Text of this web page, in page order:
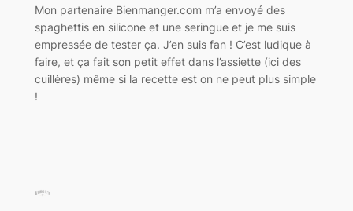
Mon partenaire Bienmanger.com m’a envoyé des
spaghettis en silicone et une seringue et je me suis
empressée de tester ça. J’en suis fan ! C’est ludique à
faire, et ça fait son petit effet dans l’assiette (ici des
cuillères) même si la recette est on ne peut plus simple
!